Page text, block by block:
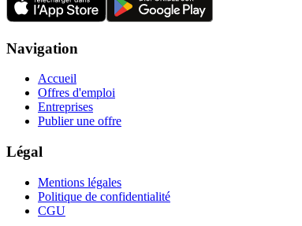
Navigation
Accueil
Offres d'emploi
Entreprises
Publier une offre
Légal
Mentions légales
Politique de confidentialité
CGU